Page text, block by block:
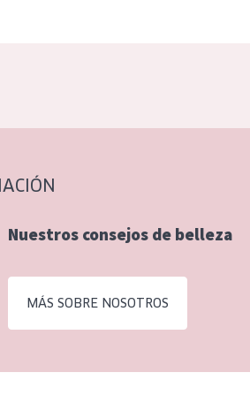
Nuestros consejos de belleza
MÁS SOBRE NOSOTROS